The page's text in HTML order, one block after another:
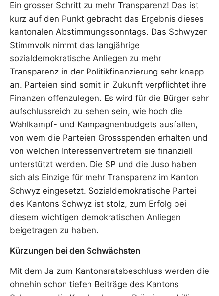
Ein grosser Schritt zu mehr Transparenz! Das ist
kurz auf den Punkt gebracht das Ergebnis dieses
kantonalen Abstimmungssonntags. Das Schwyzer
Stimmvolk nimmt das langjährige
sozialdemokratische Anliegen zu mehr
Transparenz in der Politikfinanzierung sehr knapp
an. Parteien sind somit in Zukunft verpflichtet ihre
Finanzen offenzulegen. Es wird für die Bürger sehr
aufschlussreich zu sehen sein, wie hoch die
Wahlkampf- und Kampagnenbudgets ausfallen,
von wem die Parteien Grossspenden erhalten und
von welchen Interessenvertretern sie finanziell
unterstützt werden. Die SP und die Juso haben
sich als Einzige für mehr Transparenz im Kanton
Schwyz eingesetzt. Sozialdemokratische Partei
des Kantons Schwyz ist stolz, zum Erfolg bei
diesem wichtigen demokratischen Anliegen
beigetragen zu haben.
Kürzungen bei den Schwächsten
Mit dem Ja zum Kantonsratsbeschluss werden die
ohnehin schon tiefen Beiträge des Kantons